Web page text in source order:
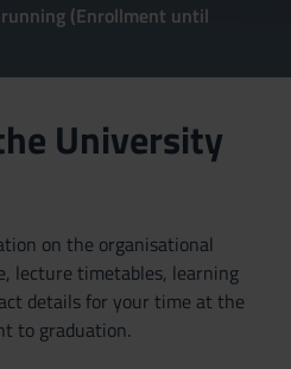
(Enrollment until
University
on the organisational
lecture timetables, learning
details for your time at the
to graduation.